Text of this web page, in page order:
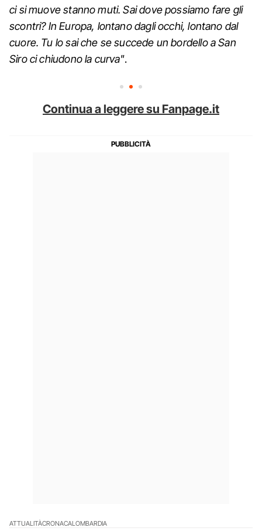
ci si muove stanno muti. Sai dove possiamo fare gli
scontri? In Europa, lontano dagli occhi, lontano dal
cuore. Tu lo sai che se succede un bordello a San
Siro ci chiudono la curva".
Continua a leggere su Fanpage.it
ATTUALITÀCRONACALOMBARDIA